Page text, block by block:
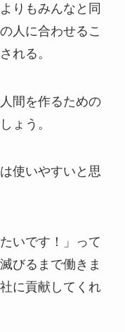
りもみんなと同
人に合わせるこ
れる。
間を作るための
ょう。
使いやすいと思
いです！」って
びるまで働きま
に貢献してくれ